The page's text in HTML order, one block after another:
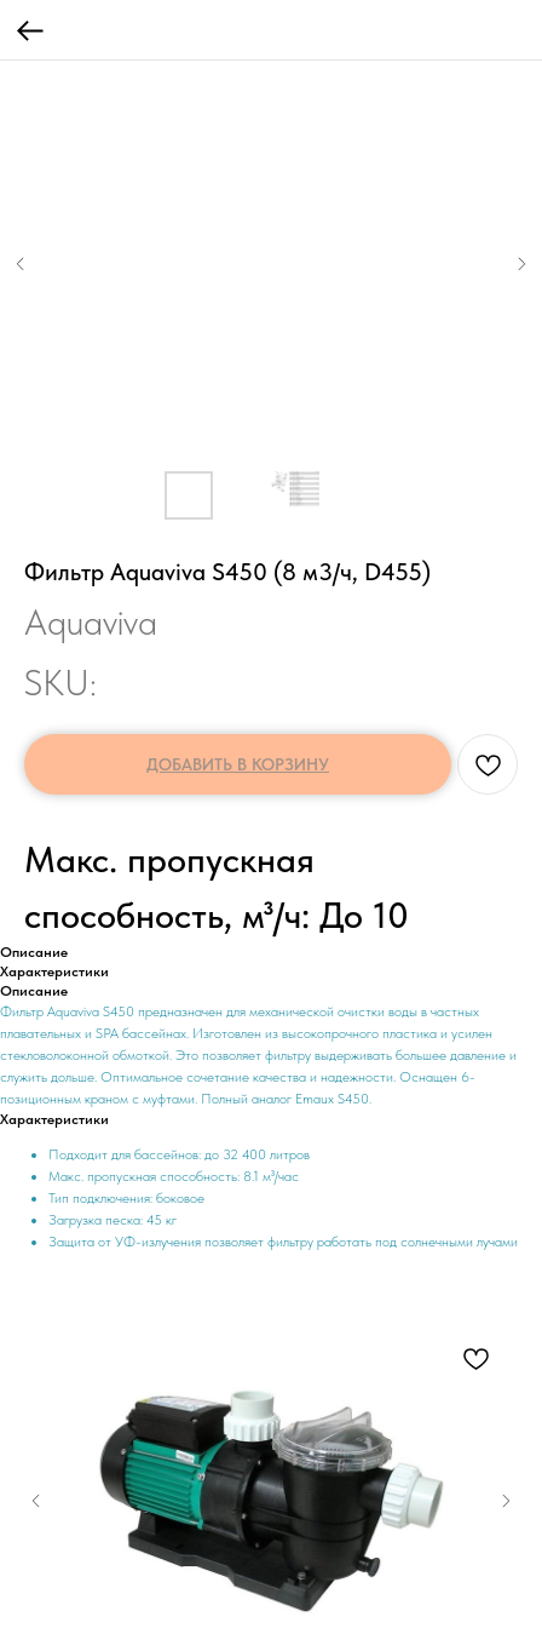
Фильтр Aquaviva S450 (8 м3/ч, D455)
Aquaviva
SKU:
ДОБАВИТЬ В КОРЗИНУ
Макс. пропускная
способность, м³/ч: До 10
Описание
Характеристики
Описание
Фильтр Aquaviva S450 предназначен для механической очистки воды в частных
плавательных и SPA бассейнах. Изготовлен из высокопрочного пластика и усилен
стекловолоконной обмоткой. Это позволяет фильтру выдерживать большее давление и
служить дольше. Оптимальное сочетание качества и надежности. Оснащен 6-
позиционным краном с муфтами. Полный аналог Emaux S450.
Характеристики
Подходит для бассейнов: до 32 400 литров
Макс. пропускная способность: 8.1 м³/час
Тип подключения: боковое
Загрузка песка: 45 кг
Защита от УФ-излучения позволяет фильтру работать под солнечными лучами